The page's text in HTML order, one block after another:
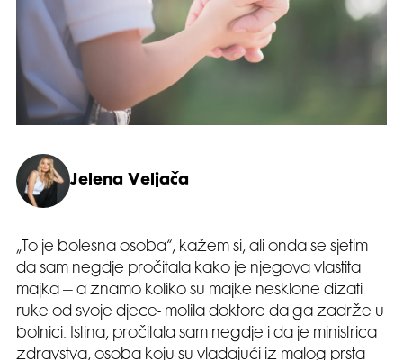
Jelena Veljača
„To je bolesna osoba“, kažem si, ali onda se sjetim
da sam negdje pročitala kako je njegova vlastita
majka – a znamo koliko su majke nesklone dizati
ruke od svoje djece- molila doktore da ga zadrže u
bolnici. Istina, pročitala sam negdje i da je ministrica
zdravstva, osoba koju su vladajući iz malog prsta